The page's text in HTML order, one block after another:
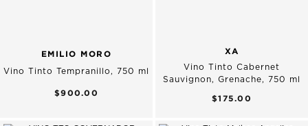
EMILIO MORO
Vino Tinto Tempranillo, 750 ml
$900.00
XA
Vino Tinto Cabernet
Sauvignon, Grenache, 750 ml
$175.00